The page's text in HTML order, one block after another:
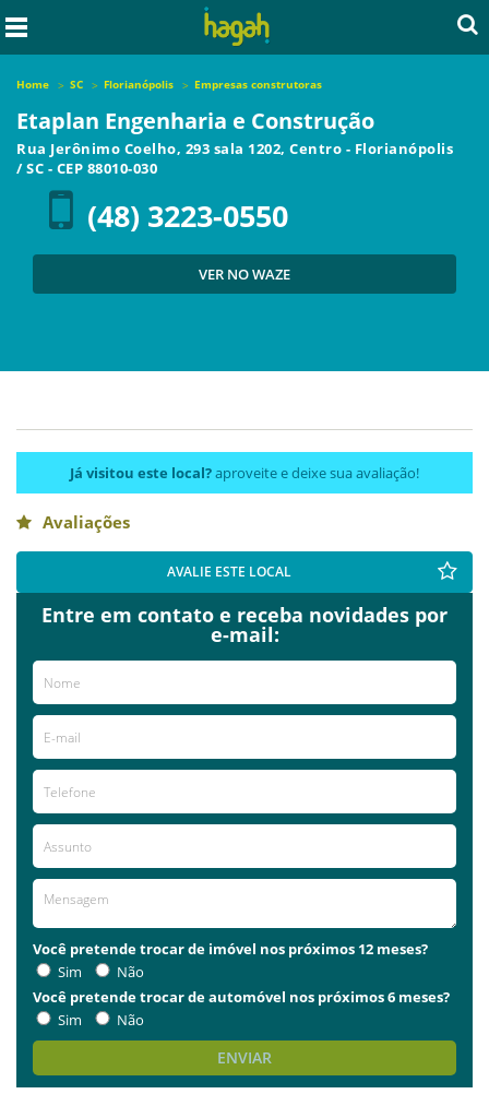
Home SC Florianópolis Empresas construtoras
Etaplan Engenharia e Construção
Rua Jerônimo Coelho, 293 sala 1202, Centro - Florianópolis
/SC - CEP 88010-030
(48) 3223-0550
VER NO WAZE
Já visitou este local?aproveite e deixe sua avaliação!
Avaliações
AVALIE ESTE LOCAL
Entre em contato e receba novidades por
e-mail:
Você pretende trocar de imóvel nos próximos 12 meses?
Sim
Não
Você pretende trocar de automóvel nos próximos 6 meses?
Sim
Não
ENVIAR